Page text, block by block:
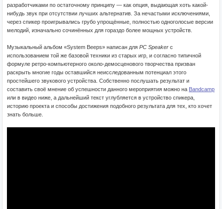
разработчиками по остаточному принципу — как опция, выдающая хоть какой-
нибудь звук при отсутствии лучших альтернатив. За нечастыми исключениями,
через спикер проигрывались грубо упрощённые, полностью одноголосые версии
мелодий, изначально сочинённых для гораздо более мощных устройств.
Музыкальный альбом «System Beeps» написан для PC Speaker с
использованием той же базовой техники из старых игр, и согласно типичной
формуле ретро-компьютерного около-демосценового творчества призван
раскрыть многие годы оставшийся неисследованным потенциал этого
простейшего звукового устройства. Собственно послушать результат и
составить своё мнение об успешности данного мероприятия можно на Bandcamp
или в видео ниже, а дальнейший текст углубляется в устройство спикера,
историю проекта и способы достижения подобного результата для тех, кто хочет
знать больше.